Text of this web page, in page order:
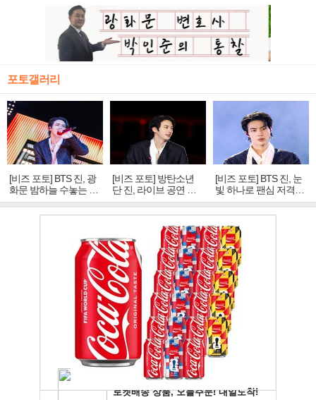
포토갤러리
[비즈 포토] BTS 진, 광
화문 밤하늘 수놓는 '비
주얼 킹'의 열창
[비즈 포토] 방탄소년
단 진, 라이브 공연 중
빛나는 독보적 아우라
[비즈 포토] BTS 진, 눈
빛 하나로 팬심 저격…
독보적 카리스마